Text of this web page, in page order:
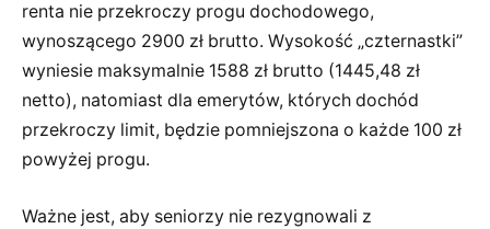
renta nie przekroczy progu dochodowego,
wynoszącego 2900 zł brutto. Wysokość „czternastki”
wyniesie maksymalnie 1588 zł brutto (1445,48 zł
netto), natomiast dla emerytów, których dochód
przekroczy limit, będzie pomniejszona o każde 100 zł
powyżej progu.
Ważne jest, aby seniorzy nie rezygnowali z